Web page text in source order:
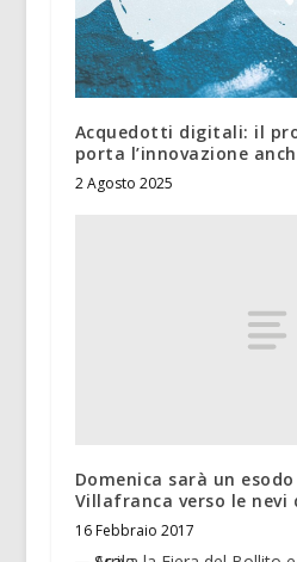
Acquedotti digitali: il
porta l’innovazione
2 Agosto 2025
Domenica sarà un
Villafranca verso le nevi
16 Febbraio 2017